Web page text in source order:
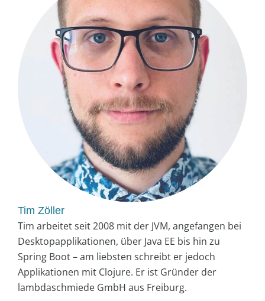
Tim Zöller
Tim arbeitet seit 2008 mit der JVM, angefangen bei
Desktopapplikationen, über Java EE bis hin zu
Spring Boot – am liebsten schreibt er jedoch
Applikationen mit Clojure. Er ist Gründer der
lambdaschmiede GmbH aus Freiburg.